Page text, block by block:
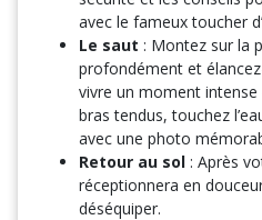
avec le fameux toucher
Le saut : Montez sur la
profondément et
vivre un moment intense
bras tendus, touchez
avec une photo
Retour au sol : Après
réceptionnera en
déséquiper.